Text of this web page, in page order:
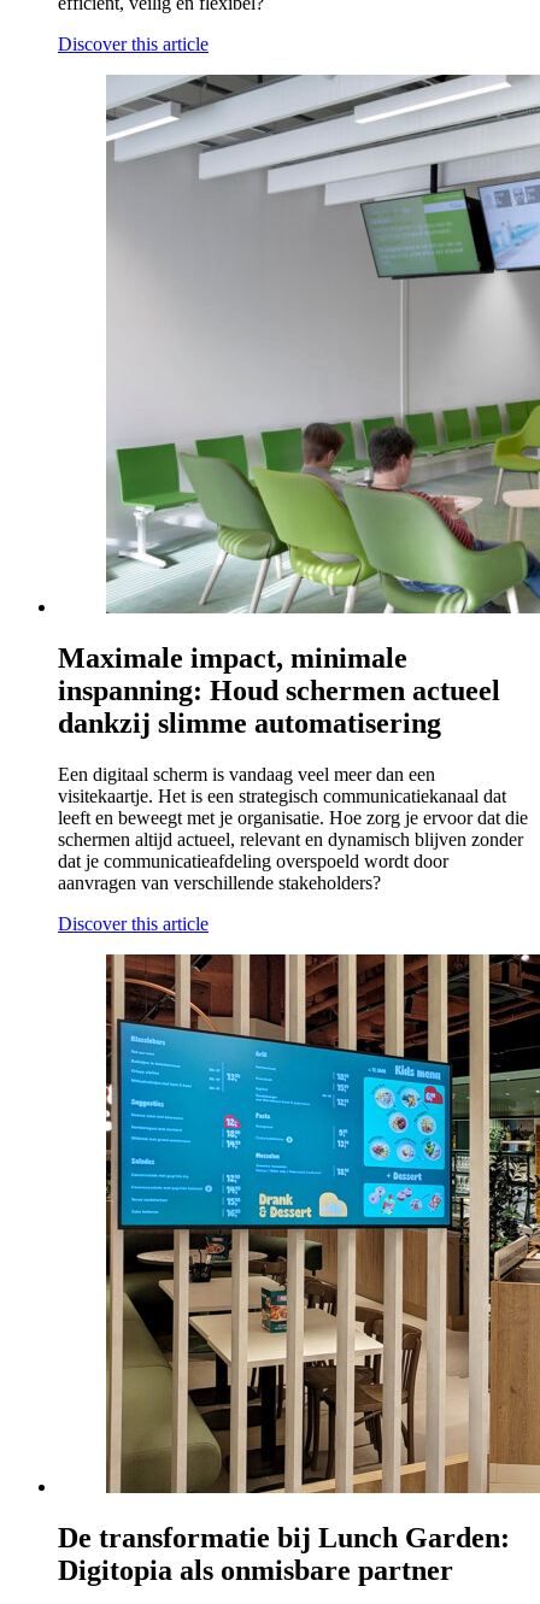
Discover this article
Maximale impact, minimale
inspanning: Houd schermen actueel
dankzij slimme automatisering
Een digitaal scherm is vandaag veel meer dan een
visitekaartje. Het is een strategisch communicatiekanaal dat
leeft en beweegt met je organisatie. Hoe zorg je ervoor dat die
schermen altijd actueel, relevant en dynamisch blijven zonder
dat je communicatieafdeling overspoeld wordt door
aanvragen van verschillende stakeholders?
Discover this article
De transformatie bij Lunch Garden:
Digitopia als onmisbare partner